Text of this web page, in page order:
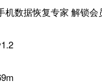
机数据恢复专家 解锁会